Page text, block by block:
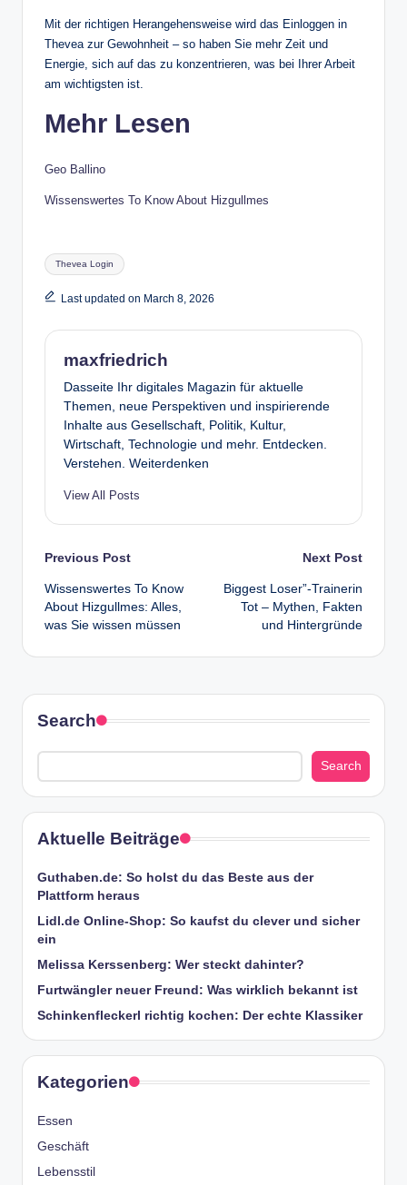
Mit der richtigen Herangehensweise wird das Einloggen in
Thevea zur Gewohnheit – so haben Sie mehr Zeit und
Energie, sich auf das zu konzentrieren, was bei Ihrer Arbeit
am wichtigsten ist.
Mehr Lesen
Geo Ballino
Wissenswertes To Know About Hizgullmes
Tags:
Thevea Login
Last updated on March 8, 2026
maxfriedrich
Dasseite Ihr digitales Magazin für aktuelle
Themen, neue Perspektiven und inspirierende
Inhalte aus Gesellschaft, Politik, Kultur,
Wirtschaft, Technologie und mehr. Entdecken.
Verstehen. Weiterdenken
View All Posts
Post
navigation
Previous Post
Wissenswertes To Know
About Hizgullmes: Alles,
was Sie wissen müssen
Next Post
Biggest Loser”-Trainerin
Tot – Mythen, Fakten
und Hintergründe
Search
Search
Aktuelle Beiträge
Guthaben.de: So holst du das Beste aus der
Plattform heraus
Lidl.de Online-Shop: So kaufst du clever und sicher
ein
Melissa Kerssenberg: Wer steckt dahinter?
Furtwängler neuer Freund: Was wirklich bekannt ist
Schinkenfleckerl richtig kochen: Der echte Klassiker
Kategorien
Essen
Geschäft
Lebensstil